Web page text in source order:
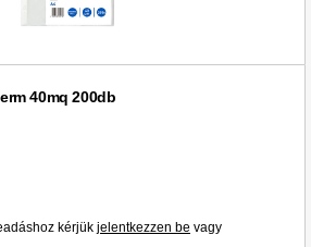
40mq 200db
kérjük jelentkezzen be vagy